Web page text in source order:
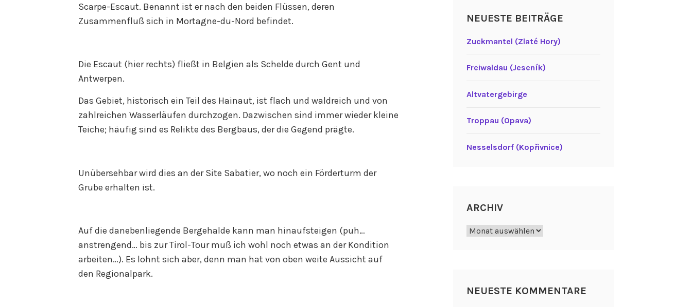
Scarpe-Escaut. Benannt ist er nach den beiden Flüssen, deren
Zusammenfluß sich in Mortagne-du-Nord befindet.
Die Escaut (hier rechts) fließt in Belgien als Schelde durch Gent und
Antwerpen.
Das Gebiet, historisch ein Teil des Hainaut, ist flach und waldreich und von
zahlreichen Wasserläufen durchzogen. Dazwischen sind immer wieder kleine
Teiche; häufig sind es Relikte des Bergbaus, der die Gegend prägte.
Unübersehbar wird dies an der Site Sabatier, wo noch ein Förderturm der
Grube erhalten ist.
Auf die danebenliegende Bergehalde kann man hinaufsteigen (puh…
anstrengend… bis zur Tirol-Tour muß ich wohl noch etwas an der Kondition
arbeiten…). Es lohnt sich aber, denn man hat von oben weite Aussicht auf
den Regionalpark.
NEUESTE BEITRÄGE
Zuckmantel (Zlaté Hory)
Freiwaldau (Jeseník)
Altvatergebirge
Troppau (Opava)
Nesselsdorf (Kopřivnice)
ARCHIV
Archiv
NEUESTE KOMMENTARE